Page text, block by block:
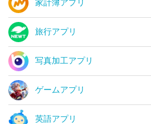
家計簿アプリ
旅行アプリ
写真加工アプリ
ゲームアプリ
英語アプリ